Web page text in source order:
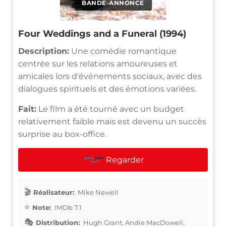
BANDE-ANNONCE
Four Weddings and a Funeral (1994)
Description: Une comédie romantique
centrée sur les relations amoureuses et
amicales lors d'événements sociaux, avec des
dialogues spirituels et des émotions variées.
Fait: Le film a été tourné avec un budget
relativement faible mais est devenu un succès
surprise au box-office.
Regarder
Réalisateur: Mike Newell
Note: IMDb 7.1
Distribution: Hugh Grant, Andie MacDowell,